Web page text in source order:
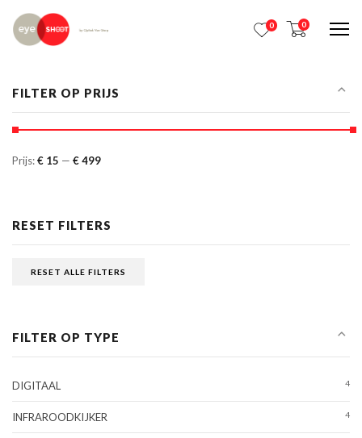
0 0
FILTER OP PRIJS
Prijs:€ 15 — € 499
RESET FILTERS
RESET ALLE FILTERS
FILTER OP TYPE
DIGITAAL 4
INFRAROODKIJKER 4